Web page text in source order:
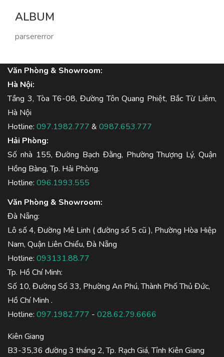
ALBUM
parsererror
Văn Phòng & Showroom:
Hà Nội:
Tầng 3, Tòa T6-08, Đường Tôn Quang Phiệt, Bắc Từ Liêm,
Hà Nội
Hotline: 097.1982.777 & 0987.653.777
Hải Phòng:
Số nhà 155, Đường Bạch Đằng, Phường Thượng Lý, Quận
Hồng Bàng, Tp. Hải Phòng.
Hotline: 096.1993.555
Văn Phòng & Showroom:
Đà Nẵng:
Lô số 4, Đường Mê Linh ( đường số 5 cũ ), Phường Hòa Hiệp
Nam, Quận Liên Chiểu, Đà Nẵng
Hotline: 093131.88.77
Tp. Hồ Chí Minh:
Số 10, Đường Số 33, Phường An Phú, Thành Phố Thủ Đức,
Hồ Chí Minh .
Hotline: 097.1982.777 - 028.62.79.6666
Kiên Giang
B3-35,36 đường 3 tháng 2, Tp. Rạch Giá, Tỉnh Kiên Giang